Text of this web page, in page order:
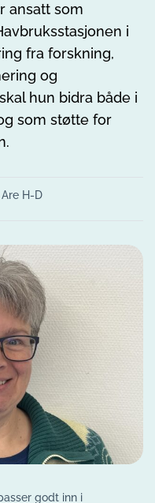
ansatt som
i
fra forskning,
og
hun bidra både i
som støtte for
H-D
godt inn i